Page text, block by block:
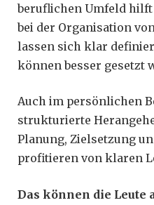
beruflichen Umfeld
bei der Organisation
lassen sich klar
können besser gesetzt
Auch im persönlichen
strukturierte
Planung, Zielsetzung
profitieren von klaren
Das können die Leute